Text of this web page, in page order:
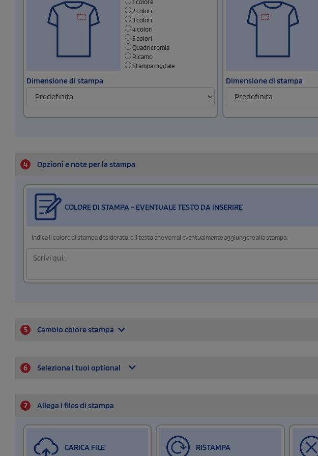
1 colore
2 colori
3 colori
4 colori
5 colori
Quadricromia
Ricamo
Stampa digitale
Dimensione di stampa Dimensione di stampa
4 Opzioni e note per la stampa
COLORE DI STAMPA - EVENTUALE TESTO DA INSERIRE
Indica il colore di stampa desiderato, e il testo che vorrai eventualmente aggiungere alla stampa.
5 Cambio colore stampa
6 Seleziona i tuoi optional
7 Allega i files di stampa
CARICA FILE RISTAMPA